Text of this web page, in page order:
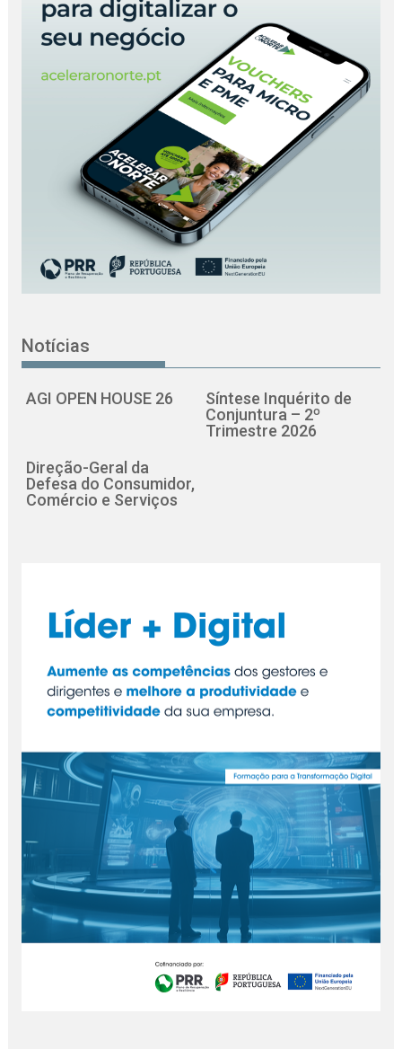
Notícias
AGI OPEN HOUSE 26
Síntese Inquérito de
Conjuntura – 2º
Trimestre 2026
Direção-Geral da
Defesa do Consumidor,
Comércio e Serviços